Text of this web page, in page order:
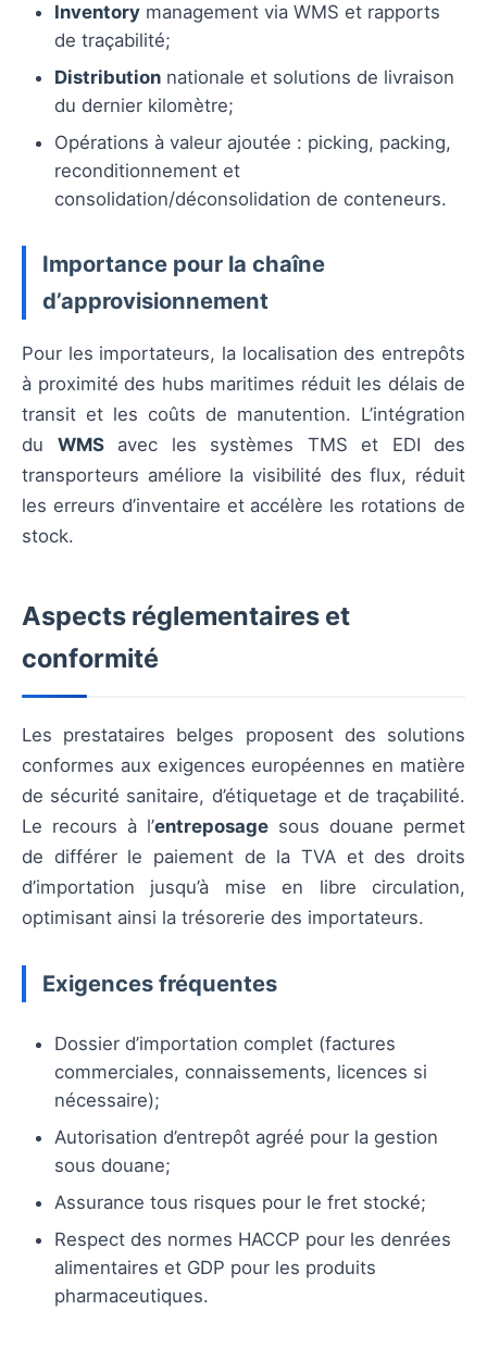
Inventory management via WMS et rapports
de traçabilité;
Distribution nationale et solutions de livraison
du dernier kilomètre;
Opérations à valeur ajoutée : picking, packing,
reconditionnement et
consolidation/déconsolidation de conteneurs.
Importance pour la chaîne
d’approvisionnement
Pour les importateurs, la localisation des entrepôts
à proximité des hubs maritimes réduit les délais de
transit et les coûts de manutention. L’intégration
du WMSavec les systèmes TMS et EDI des
transporteurs améliore la visibilité des flux, réduit
les erreurs d’inventaire et accélère les rotations de
stock.
Aspects réglementaires et
conformité
Les prestataires belges proposent des solutions
conformes aux exigences européennes en matière
de sécurité sanitaire, d’étiquetage et de traçabilité.
Le recours à l’entreposage sous douane permet
de différer le paiement de la TVA et des droits
d’importation jusqu’à mise en libre circulation,
optimisant ainsi la trésorerie des importateurs.
Exigences fréquentes
Dossier d’importation complet (factures
commerciales, connaissements, licences si
nécessaire);
Autorisation d’entrepôt agréé pour la gestion
sous douane;
Assurance tous risques pour le fret stocké;
Respect des normes HACCP pour les denrées
alimentaires et GDP pour les produits
pharmaceutiques.